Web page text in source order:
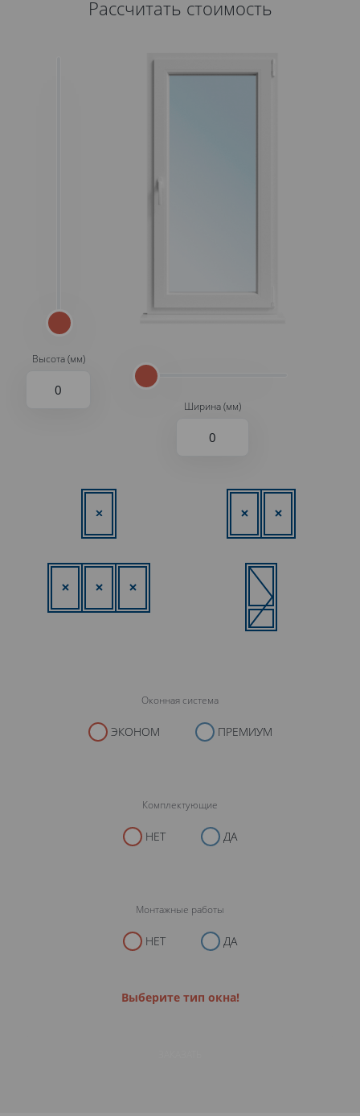
Рассчитать стоимость
Высота (мм)
Ширина (мм)
Оконная система
ЭКОНОМ ПРЕМИУМ
Комплектующие
НЕТ ДА
Монтажные работы
НЕТ ДА
Выберите тип окна!